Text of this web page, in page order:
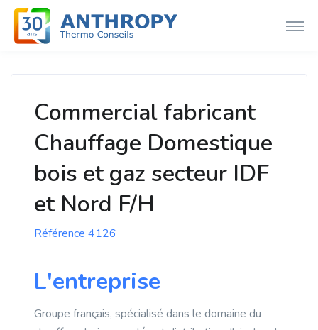
Commercial fabricant
Chauffage Domestique
bois et gaz secteur IDF
et Nord F/H
Référence 4126
L'entreprise
Groupe français, spécialisé dans le domaine du